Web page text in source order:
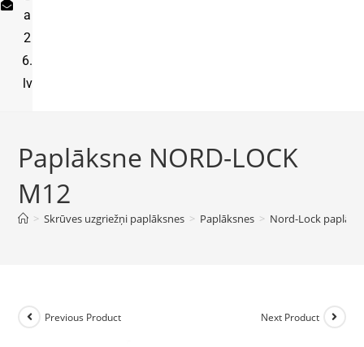
a
2
6.
lv
Paplāksne NORD-LOCK
M12
> Skrūves uzgriežņi paplāksnes > Paplāksnes > Nord-Lock
Previous Product Next Product